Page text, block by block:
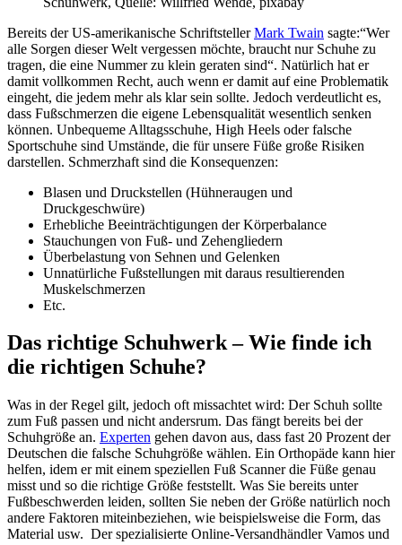
Bereits der US-amerikanische SchriftstellerMark Twain sagte:“Wer
alle Sorgen dieser Welt vergessen möchte, braucht nur Schuhe zu
tragen, die eine Nummer zu klein geraten sind“. Natürlich hat er
damit vollkommen Recht, auch wenn er damit auf eine Problematik
eingeht, die jedem mehr als klar sein sollte. Jedoch verdeutlicht es,
dass Fußschmerzen die eigene Lebensqualität wesentlich senken
können. Unbequeme Alltagsschuhe, High Heels oder falsche
Sportschuhe sind Umstände, die für unsere Füße große Risiken
darstellen. Schmerzhaft sind die Konsequenzen:
Blasen und Druckstellen (Hühneraugen und
Druckgeschwüre)
Erhebliche Beeinträchtigungen der Körperbalance
Stauchungen von Fuß- und Zehengliedern
Überbelastung von Sehnen und Gelenken
Unnatürliche Fußstellungen mit daraus resultierenden
Muskelschmerzen
Etc.
Das richtige Schuhwerk – Wie finde ich
die richtigen Schuhe?
Was in der Regel gilt, jedoch oft missachtet wird: Der Schuh sollte
zum Fuß passen und nicht andersrum. Das fängt bereits bei der
Schuhgröße an. Experten gehen davon aus, dass fast 20 Prozent der
Deutschen die falsche Schuhgröße wählen. Ein Orthopäde kann hier
helfen, idem er mit einem speziellen Fuß Scanner die Füße genau
misst und so die richtige Größe feststellt. Was Sie bereits unter
Fußbeschwerden leiden, sollten Sie neben der Größe natürlich noch
andere Faktoren miteinbeziehen, wie beispielsweise die Form, das
Material usw. Der spezialisierte Online-Versandhändler Vamos und